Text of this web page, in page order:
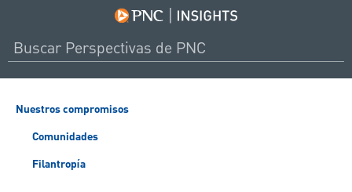
Nuestros compromisos
Comunidades
Filantropía